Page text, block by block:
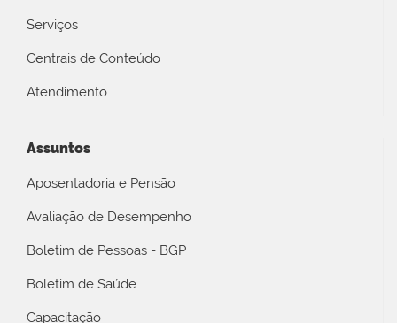
Serviços
Centrais de Conteúdo
Atendimento
Assuntos
Aposentadoria e Pensão
Avaliação de Desempenho
Boletim de Pessoas - BGP
Boletim de Saúde
Capacitação